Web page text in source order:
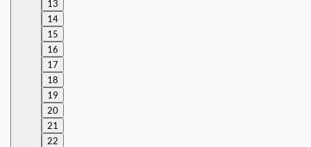
13
14
15
16
17
18
19
20
21
22